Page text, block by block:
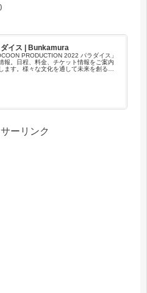
イス | Bunkamura
PRODUCTION 2022 パラダイス」
報。日程、料金、チケット情報をご案内
ます。様々な文化を通して未来を創る。
ーリンク